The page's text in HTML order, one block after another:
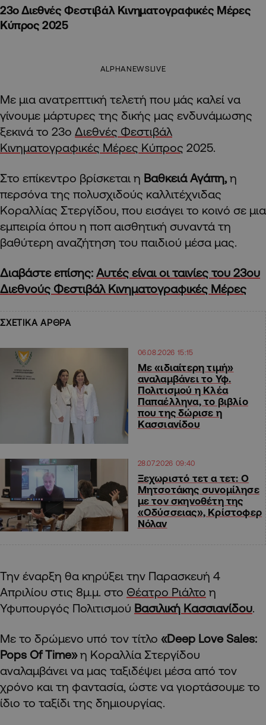
23ο Διεθνές Φεστιβάλ Κινηματογραφικές Μέρες
Κύπρος 2025
ALPHANEWSLIVE
Με μια ανατρεπτική τελετή που μάς καλεί να
γίνουμε μάρτυρες της δικής μας ενδυνάμωσης
ξεκινά το 23ο Διεθνές Φεστιβάλ
Κινηματογραφικές Μέρες Κύπρος 2025.
Στο επίκεντρο βρίσκεται η Βαθκειά Αγάπη, η
περσόνα της πολυσχιδούς καλλιτέχνιδας
Κοραλλίας Στεργίδου, που εισάγει το κοινό σε μια
εμπειρία όπου η ποπ αισθητική συναντά τη
βαθύτερη αναζήτηση του παιδιού μέσα μας.
Διαβάστε επίσης: Αυτές είναι οι ταινίες του 23ου
Διεθνούς Φεστιβάλ Κινηματογραφικές Μέρες
ΣΧΕΤΙΚΑ ΑΡΘΡΑ
06.08.2026 15:15
Με «ιδιαίτερη τιμή»
αναλαμβάνει το Υφ.
Πολιτισμού η Κλέα
Παπαέλληνα, το βιβλίο
που της δώρισε η
Κασσιανίδου
28.07.2026 09:40
Ξεχωριστό τετ α τετ: Ο
Μητσοτάκης συνομίλησε
με τον σκηνοθέτη της
«Οδύσσειας», Κρίστοφερ
Νόλαν
Την έναρξη θα κηρύξει την Παρασκευή 4
Απριλίου στις 8μ.μ. στο Θέατρο Ριάλτο η
Υφυπουργός Πολιτισμού Βασιλική Κασσιανίδου
Με το δρώμενο υπό τον τίτλο «Deep Love Sales:
Pops Of Time»η Κοραλλία Στεργίδου
αναλαμβάνει να μας ταξιδέψει μέσα από τον
χρόνο και τη φαντασία, ώστε να γιορτάσουμε το
ίδιο το ταξίδι της δημιουργίας.